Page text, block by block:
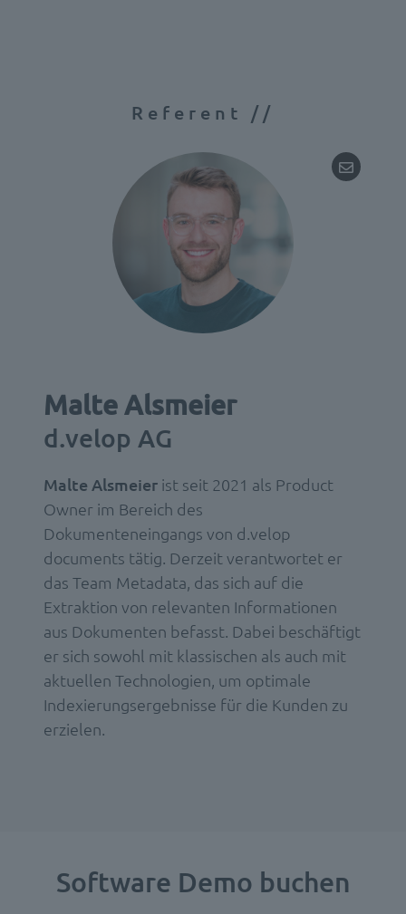
Referent //
Malte Alsmeier
d.velop AG
Malte Alsmeier ist seit 2021 als Product
Owner im Bereich des
Dokumenteneingangs von d.velop
documents tätig. Derzeit verantwortet er
das Team Metadata, das sich auf die
Extraktion von relevanten Informationen
aus Dokumenten befasst. Dabei beschäftigt
er sich sowohl mit klassischen als auch mit
aktuellen Technologien, um optimale
Indexierungsergebnisse für die Kunden zu
erzielen.
Software Demo buchen